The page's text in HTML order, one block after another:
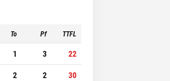
To Pf TTFL
1 3
22
2 2
30